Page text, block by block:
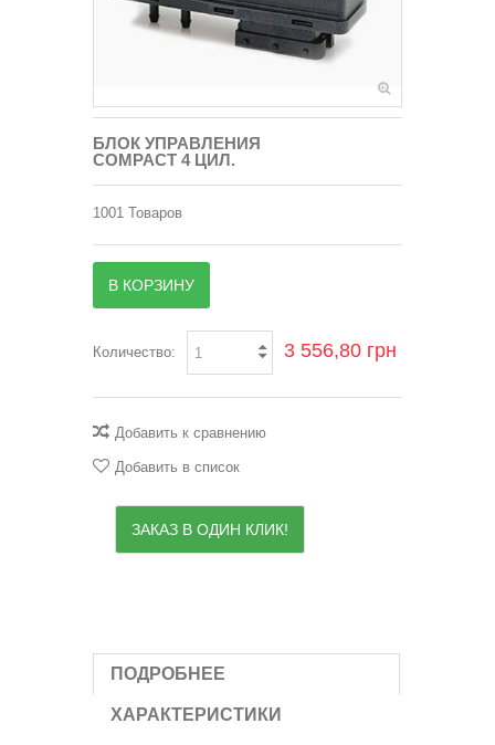
БЛОК УПРАВЛЕНИЯ
COMPACT 4 ЦИЛ.
1001 Товаров
В КОРЗИНУ
Количество: 3 556,80 грн
Добавить к сравнению
Добавить в список
ЗАКАЗ В ОДИН КЛИК!
ПОДРОБНЕЕ
ХАРАКТЕРИСТИКИ